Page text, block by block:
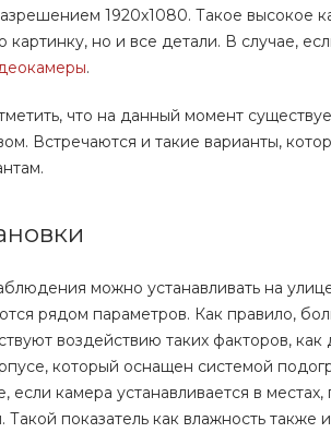
1920х1080. Такое высокое
картинку, но и все детали. В случае,
.
что на данный момент
Встречаются и такие варианты,
можно устанавливать на
рядом параметров. Как правило,
воздействию таких факторов,
который оснащен системой
если камера устанавливается в
Такой показатель как влажность